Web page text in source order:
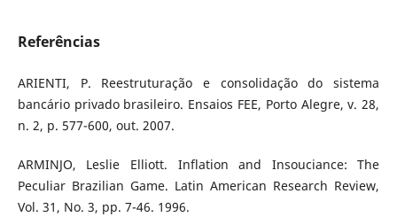
Referências
ARIENTI, P. Reestruturação e consolidação do sistema
bancário privado brasileiro. Ensaios FEE, Porto Alegre, v. 28,
n. 2, p. 577-600, out. 2007.
ARMINJO, Leslie Elliott. Inflation and Insouciance: The
Peculiar Brazilian Game. Latin American Research Review,
Vol. 31, No. 3, pp. 7-46. 1996.